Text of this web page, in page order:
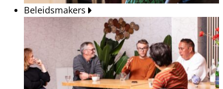
Beleidsmakers